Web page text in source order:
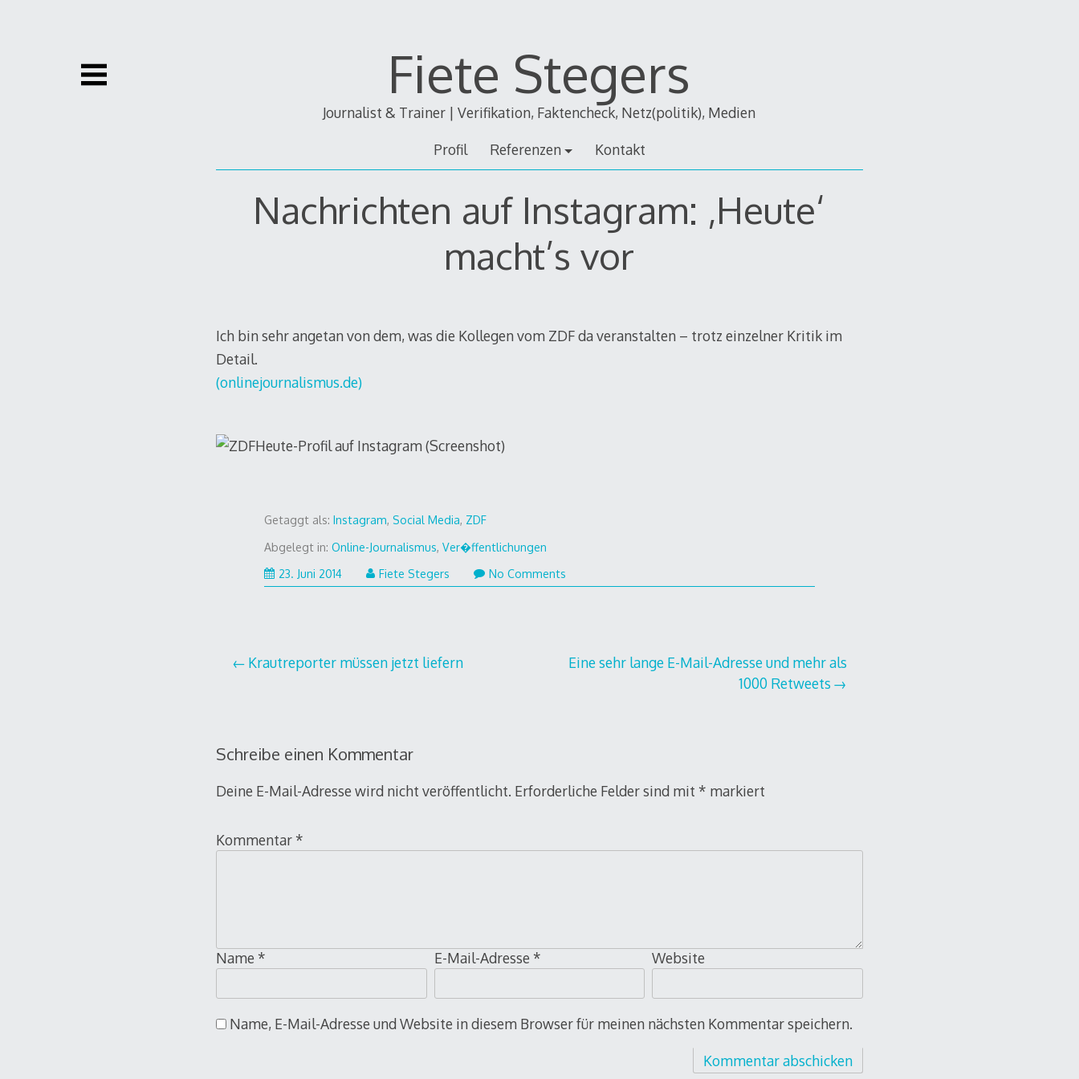
Fiete Stegers
Journalist & Trainer | Verifikation, Faktencheck, Netz(politik), Medien
Profil Referenzen Kontakt
Nachrichten auf Instagram: ‚Heute‘
macht’s vor
Ich bin sehr angetan von dem, was die Kollegen vom ZDF da veranstalten – trotz einzelner Kritik im
Detail.
(onlinejournalismus.de)
Getaggt als:Instagram,Social Media, ZDF
Abgelegt in:Online-Journalismus,Ver�ffentlichungen
23. Juni 201423.
Juni
Fiete Stegers No Comments
Beitragsnavigation
Krautreporter müssen jetzt liefern
Eine sehr lange E-Mail-Adresse und mehr als
1000 Retweets
Schreibe einen Kommentar
Deine E-Mail-Adresse wird nicht veröffentlicht. Erforderliche Felder sind mit * markiert
Kommentar *
Name * E-Mail-Adresse * Website
Name, E-Mail-Adresse und Website in diesem Browser für meinen nächsten Kommentar speichern.